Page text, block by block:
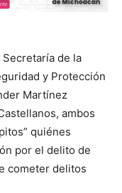
de la
y Protección
Martínez
ambos
quiénes
por el delito de
cometer delitos